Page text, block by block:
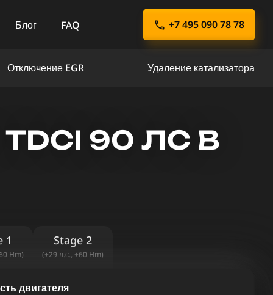
Блог FAQ +7 495 090 78 78
Отключение EGR Удаление катализатора
TDCI 90 ЛС В
1
Hm)
Stage 2
(+29 л.с., +60 Hm)
двигателя